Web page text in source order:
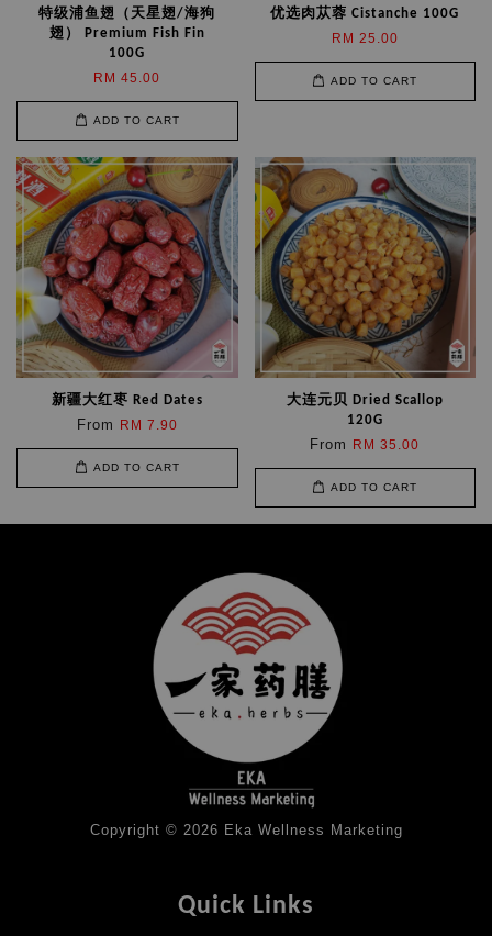
特级浦鱼翅（天星翅/海狗
翅） Premium Fish Fin
100G
RM 45.00
ADD TO CART
优选肉苁蓉 Cistanche 100G
RM 25.00
ADD TO CART
新疆大红枣 Red Dates
From RM 7.90
ADD TO CART
大连元贝 Dried Scallop
120G
From RM 35.00
ADD TO CART
Copyright © 2026 Eka Wellness Marketing
Quick Links